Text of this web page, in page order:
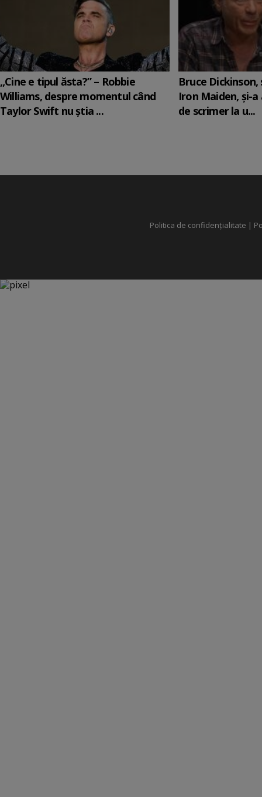
„Cine e tipul ăsta?” – Robbie
Williams, despre momentul când
Taylor Swift nu știa ...
Bruce
Iron Maiden, şi-
de scrimer la u...
Politica de confidențialitate |